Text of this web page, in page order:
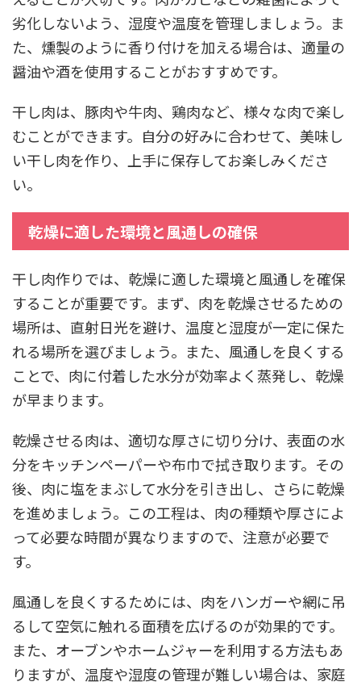
劣化しないよう、湿度や温度を管理しましょう。ま
た、燻製のように香り付けを加える場合は、適量の
醤油や酒を使用することがおすすめです。
干し肉は、豚肉や牛肉、鶏肉など、様々な肉で楽し
むことができます。自分の好みに合わせて、美味し
い干し肉を作り、上手に保存してお楽しみくださ
い。
乾燥に適した環境と風通しの確保
干し肉作りでは、乾燥に適した環境と風通しを確保
することが重要です。まず、肉を乾燥させるための
場所は、直射日光を避け、温度と湿度が一定に保た
れる場所を選びましょう。また、風通しを良くする
ことで、肉に付着した水分が効率よく蒸発し、乾燥
が早まります。
乾燥させる肉は、適切な厚さに切り分け、表面の水
分をキッチンペーパーや布巾で拭き取ります。その
後、肉に塩をまぶして水分を引き出し、さらに乾燥
を進めましょう。この工程は、肉の種類や厚さによ
って必要な時間が異なりますので、注意が必要で
す。
風通しを良くするためには、肉をハンガーや網に吊
るして空気に触れる面積を広げるのが効果的です。
また、オーブンやホームジャーを利用する方法もあ
りますが、温度や湿度の管理が難しい場合は、家庭